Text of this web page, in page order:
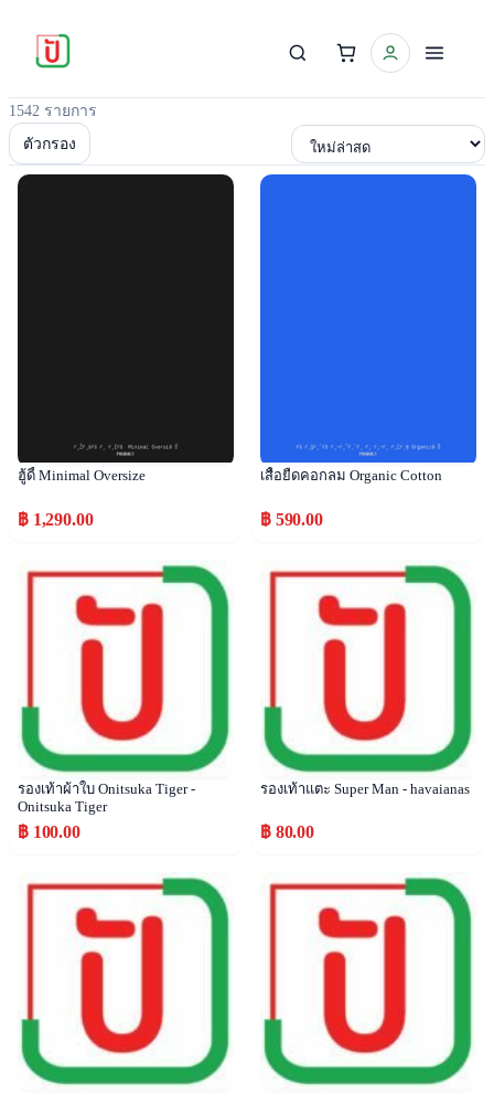
1542 รายการ
ตัวกรอง เรียงตาม
ฮู้ดี้ Minimal Oversize
฿ 1,290.00
เสื้อยืดคอกลม Organic Cotton
฿ 590.00
Popular
รองเท้าผ้าใบ Onitsuka Tiger -
Onitsuka Tiger
฿ 100.00
Popular
รองเท้าแตะ Super Man - havaianas
฿ 80.00
Popular Popular